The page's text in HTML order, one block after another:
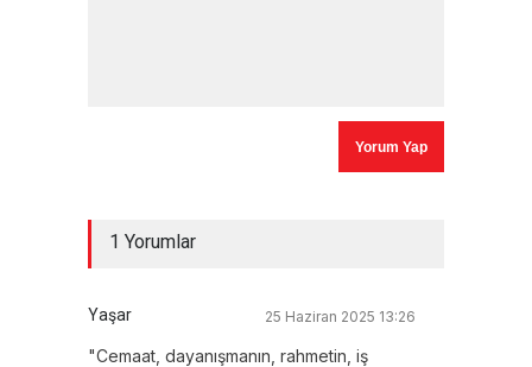
1 Yorumlar
Yaşar 25 Haziran 2025 13:26
"Cemaat, dayanışmanın, rahmetin, iş